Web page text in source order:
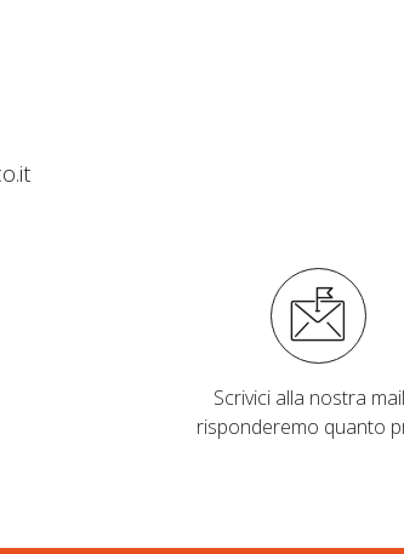
Scrivici alla nostra
risponderemo quanto